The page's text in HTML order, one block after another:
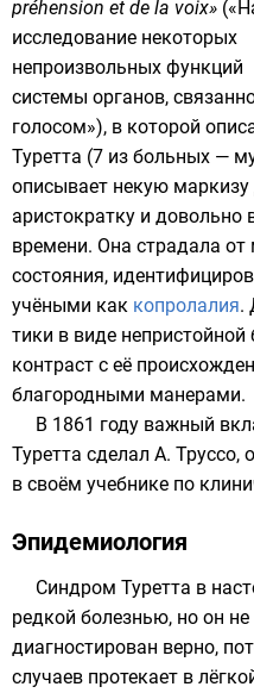
préhension et de la voix»
исследование некоторых
непроизвольных функций
системы органов,
голосом»), в которой
Туретта (7 из больных —
описывает некую маркизу
аристократку и довольно
времени. Она страдала от
состояния,
учёными как копролалия.
тики в виде непристойной
контраст с её
благородными манерами.
В 1861 году важный
Туретта сделал А. Труссо,
в своём учебнике по
Эпидемиология
Синдром Туретта в
редкой болезнью, но он
диагностирован верно,
случаев протекает в